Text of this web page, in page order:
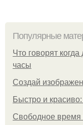
Популярные
Что говорят
часы
Создай
Быстро и
Свободное время